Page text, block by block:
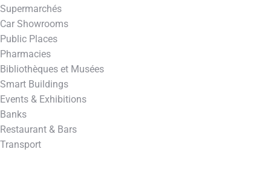
Supermarchés
Car Showrooms
Public Places
Pharmacies
Bibliothèques et Musées
Smart Buildings
Events & Exhibitions
Banks
Restaurant & Bars
Transport